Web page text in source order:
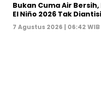
Bukan Cuma Air
El Niño 2026 Tak
7 Agustus 2026 | 06:42 WIB